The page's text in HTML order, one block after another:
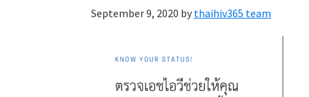
September 9, 2020 by thaihiv365 team